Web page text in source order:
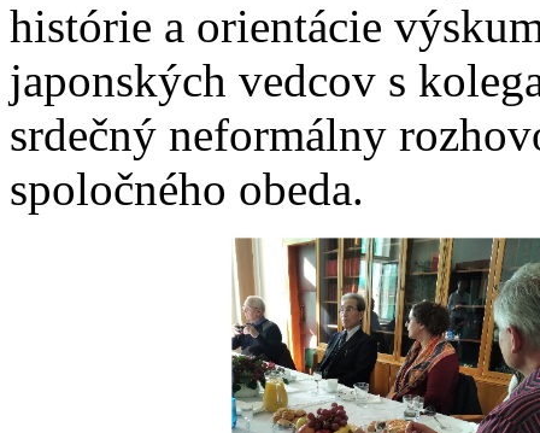
histórie a orientácie
japonských vedcov s
srdečný neformálny
spoločného obeda.